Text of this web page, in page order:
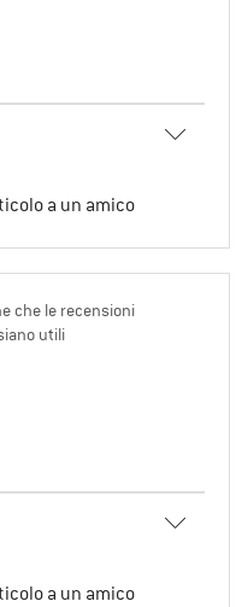
a un amico
che le recensioni
utili
a un amico